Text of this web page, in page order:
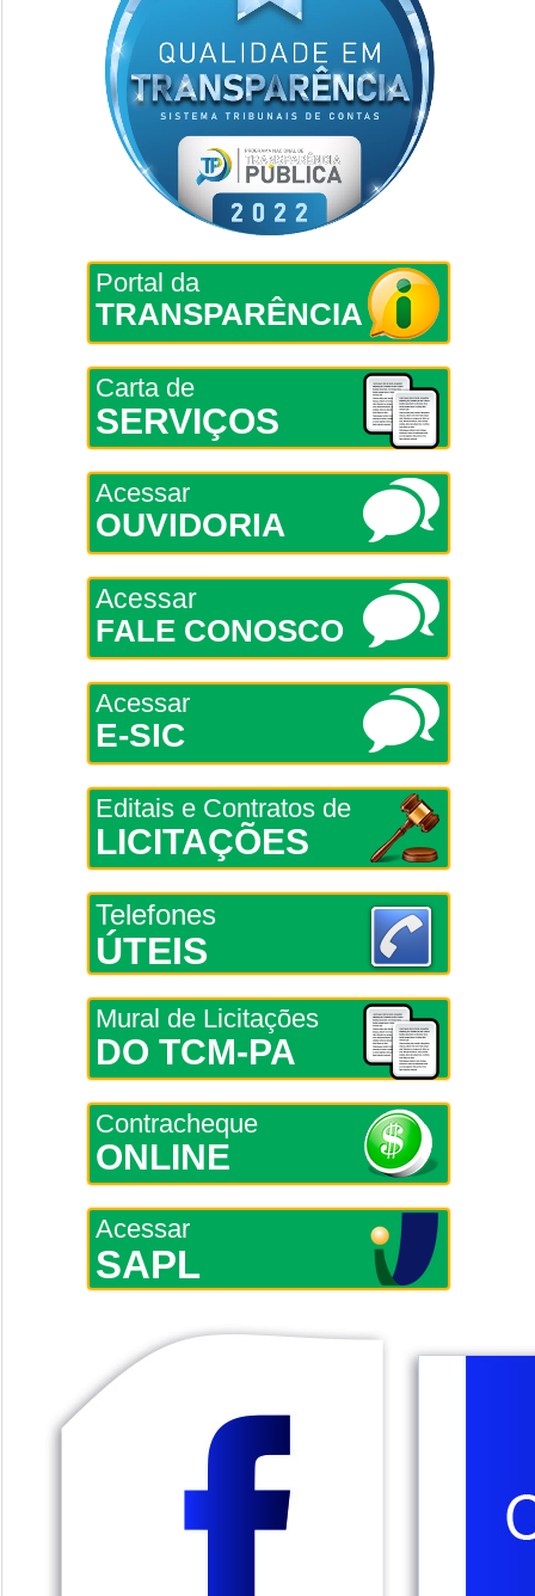
Portal da
TRANSPARÊNCIA
Carta de
SERVIÇOS
Acessar
OUVIDORIA
Acessar
FALE CONOSCO
Acessar
E-SIC
Editais e Contratos de
LICITAÇÕES
Telefones
ÚTEIS
Mural de Licitações
DO TCM-PA
Contracheque
ONLINE
Acessar
SAPL